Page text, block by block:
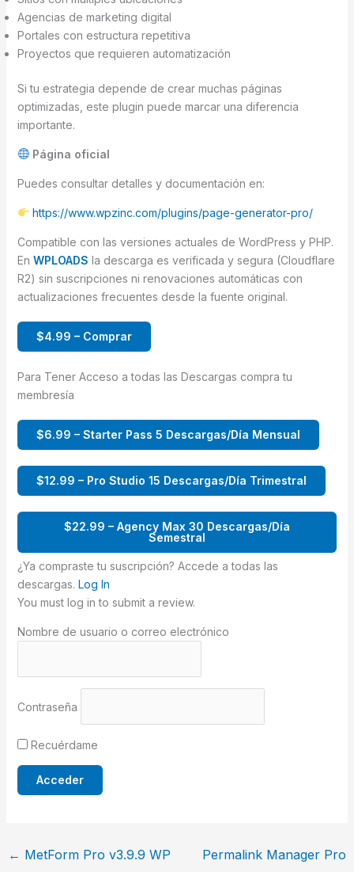
Agencias de marketing digital
Portales con estructura repetitiva
Proyectos que requieren automatización
Si tu estrategia depende de crear muchas páginas
optimizadas, este plugin puede marcar una diferencia
importante.
Página oficial
Puedes consultar detalles y documentación en:
https://www.wpzinc.com/plugins/page-generator-pro/
Compatible con las versiones actuales de WordPress y PHP.
En WPLOADS la descarga es verificada y segura (Cloudflare
R2) sin suscripciones ni renovaciones automáticas con
actualizaciones frecuentes desde la fuente original.
$4.99 – Comprar
Para Tener Acceso a todas las Descargas compra tu
membresía
$6.99 – Starter Pass 5 Descargas/Día Mensual
$12.99 – Pro Studio 15 Descargas/Día Trimestral
$22.99 – Agency Max 30 Descargas/Día
Semestral
¿Ya compraste tu suscripción? Accede a todas las
descargas. Log In
You must log in to submit a review.
Nombre de usuario o correo electrónico
Contraseña
Recuérdame
← MetForm Pro v3.9.9 WP
Permalink Manager Pro